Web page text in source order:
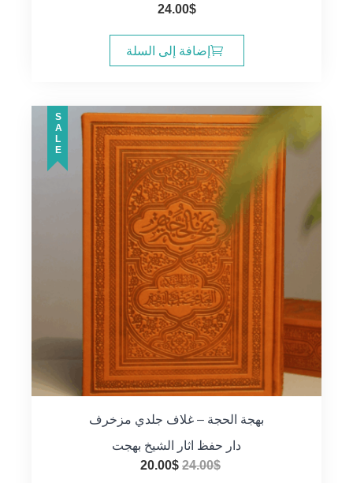
24.00$
إضافة إلى السلة
SALE
بهجة الحجة – غلاف جلدي مزخرف
دار حفظ اثار الشيخ بهجت
24.00$
السعر
20.00$